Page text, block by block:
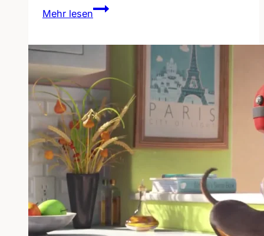
Mehr lesen
Gute
Frage
mit
Gebärdensprachdolmetscher